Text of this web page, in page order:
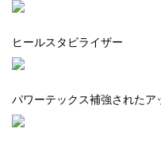
ヒールスタビライザー
パワーテックス補強されたア